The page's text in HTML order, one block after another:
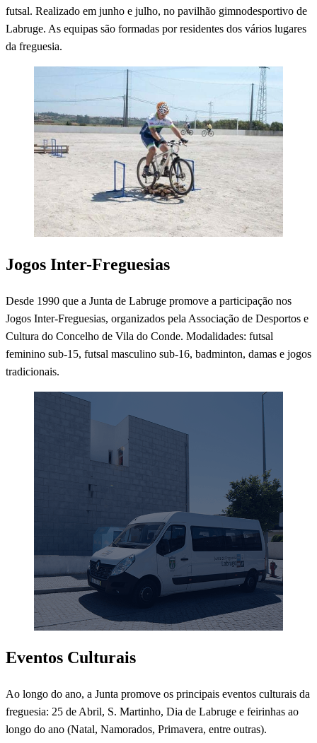
futsal. Realizado em junho e julho, no pavilhão gimnodesportivo de
Labruge. As equipas são formadas por residentes dos vários lugares
da freguesia.
Jogos Inter-Freguesias
Desde 1990 que a Junta de Labruge promove a participação nos
Jogos Inter-Freguesias, organizados pela Associação de Desportos e
Cultura do Concelho de Vila do Conde. Modalidades: futsal
feminino sub-15, futsal masculino sub-16, badminton, damas e jogos
tradicionais.
Eventos Culturais
Ao longo do ano, a Junta promove os principais eventos culturais da
freguesia: 25 de Abril, S. Martinho, Dia de Labruge e feirinhas ao
longo do ano (Natal, Namorados, Primavera, entre outras).